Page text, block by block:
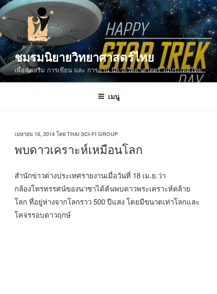
ข้าม
ไป
ยัง
บทความ
ชมรมนิยายวิทยาศาสตร์ไทย
เพื่อส่งเสริม การเขียน และ การอ่าน นิยายวิทยาศาสตร์ ในประเทศไทย
เมนู
เขียน
ที่
เมษายน 18, 2014 โดย THAI SCI-FI GROUP
พบดาวเคราะห์เหมือนโลก
สำนักข่าวต่างประเทศรายงานเมื่อวันที่ 18 เม.ย.ว่า
กล้องโทรทรรศน์ของนาซาได้ค้นพบดาวพระเคราะห์คล้าย
โลก ที่อยู่ห่างจากโลกราว 500 ปีแสง โดยมีขนาดเท่าโลกและ
โคจรรอบดาวฤกษ์